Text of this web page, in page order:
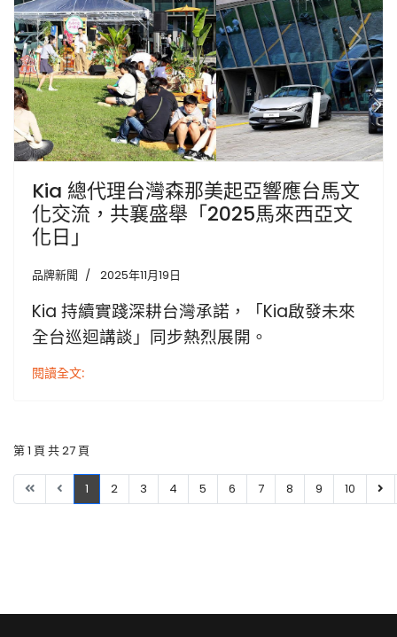
Previous Next
Kia 總代理台灣森那美起亞響應台馬文
化交流，共襄盛舉「2025馬來西亞文
化日」
品牌新聞 2025年11月19日
Kia 持續實踐深耕台灣承諾，
「Kia啟發未來
全台巡迴講談」同步熱烈展開。
閱讀全文:
第 1 頁 共 27 頁
1 2 3 4 5 6 7 8 9 10